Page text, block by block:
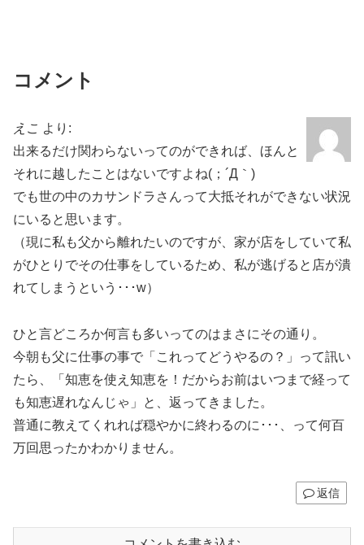
コメント
えこ より:
出来るだけ関わらないってのができれば、ほんと
それに越したことはないですよね(；´Д｀)
でも世の中のカサンドラさんって大抵それができない状況
にいると思います。
（現に私も父から離れたいのですが、家が店をしていて私
がひとりでその仕事をしているため、私が逃げると店が潰
れてしまうという･･･w）
ひと言どころか何言も多いってのはまさにその通り。
今朝も父に仕事の事で「これってどうやるの？」って訊い
たら、「知恵を使え知恵を！だからお前はいつまで経って
も知恵遅れなんじゃ」と、返ってきました。
普通に教えてくれれば穏やかに終わるのに･･･、って何百
万回思ったかわかりません。
返信